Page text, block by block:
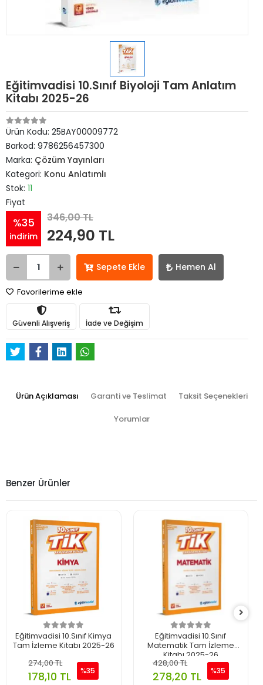
Eğitimvadisi 10.Sınıf Biyoloji Tam Anlatım
Kitabı 2025-26
Ürün Kodu: 25BAY00009772
Barkod: 9786256457300
Marka: Çözüm Yayınları
Kategori: Konu Anlatımlı
Stok: 11
Fiyat
%35
indirim
346,00 TL
224,90 TL
Sepete Ekle Hemen Al
Favorilerime ekle
Güvenli Alışveriş İade ve Değişim
Ürün Açıklaması Garanti ve Teslimat Taksit Seçenekleri
Yorumlar
Benzer Ürünler
Eğitimvadisi 10.Sınıf Kimya
Tam İzleme Kitabı 2025-26
274,00 TL
178,10 TL %35
Eğitimvadisi 10.Sınıf
Matematik Tam İzleme
Kitabı 2025-26
428,00 TL
278,20 TL %35